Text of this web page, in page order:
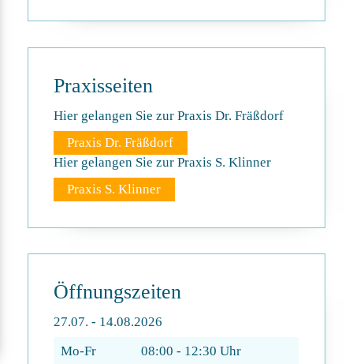
Praxisseiten
Hier gelangen Sie zur Praxis Dr. Fräßdorf
Praxis Dr. Fräßdorf
Hier gelangen Sie zur Praxis S. Klinner
Praxis S. Klinner
Öffnungszeiten
27.07. - 14.08.2026
Mo-Fr
08:00 - 12:30 Uhr